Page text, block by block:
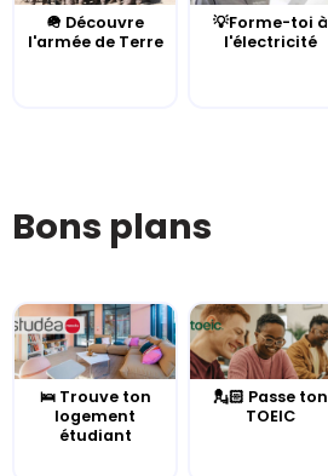
🪖 Découvre
l'armée de Terre
💡Forme-toi à
l'électricité
Bons plans
🛌 Trouve ton
logement
étudiant
💂🏻 Passe ton
TOEIC